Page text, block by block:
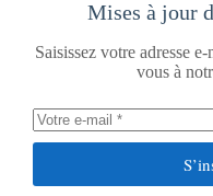
Mises à jour
Saisissez votre adresse
vous à